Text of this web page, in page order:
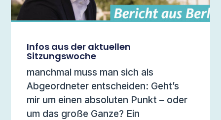
Infos aus der aktuellen
Sitzungswoche
manchmal muss man sich als
Abgeordneter entscheiden: Geht’s
mir um einen absoluten Punkt – oder
um das große Ganze? Ein